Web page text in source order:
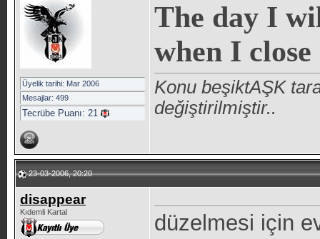
Üyelik tarihi: Mar 2006
Mesajlar: 499
Tecrübe Puanı: 21
The day I
when I
Konu beşiktAŞK
değiştirilmiştir..
23-03-2006, 20:20
disappear
Kıdemli Kartal
düzelmesi için